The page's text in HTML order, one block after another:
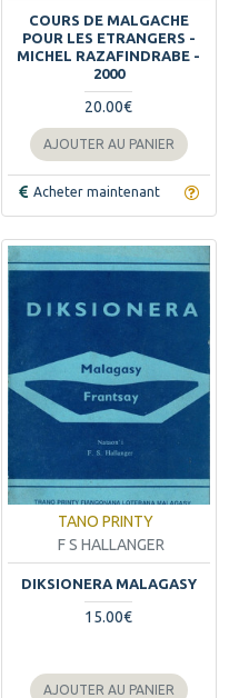
COURS DE MALGACHE
POUR LES ETRANGERS -
MICHEL RAZAFINDRABE -
2000
20.00€
AJOUTER AU PANIER
Acheter maintenant
TANO PRINTY
F S HALLANGER
DIKSIONERA MALAGASY
15.00€
AJOUTER AU PANIER